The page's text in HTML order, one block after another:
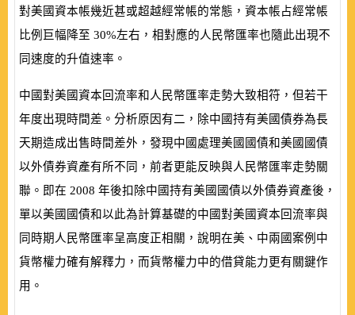
對美國資本帳幾近甚或超越經常帳的常態，資本帳占經常帳
比例巨幅降至 30%左右，相對應的人民幣匯率也隨此出現不
同速度的升值速率。
中國對美國資本回流率和人民幣匯率走勢大致相符，但若干
年度出現時間差。分析原因有二，除中國持有美國債券為長
天期造成出售時間差外，發現中國處理美國國債和美國國債
以外債券資產有所不同，前者更能反映與人民幣匯率走勢關
聯。即在 2008 年後扣除中國持有美國國債以外債券資產後，
單以美國國債和以此為計算基礎的中國對美國資本回流率與
同時期人民幣匯率呈高度正相關，說明在美、中兩國案例中
貨幣權力確有解釋力，而貨幣權力中的借貸能力更有關鍵作
用。